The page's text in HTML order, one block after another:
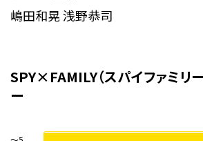
嶋田和晃 浅野恭司
SPY×FAMILY（スパイファミリ
ー